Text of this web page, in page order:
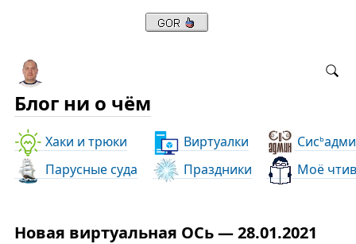
Блог ни о чём
Хаки и трюки Виртуалки Сись
Парусные суда
Праздники Моё
Новая виртуальная ОСь — 28.01.2021